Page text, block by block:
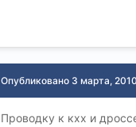
Опубликовано 3 марта, 2010
Проводку к кхх и